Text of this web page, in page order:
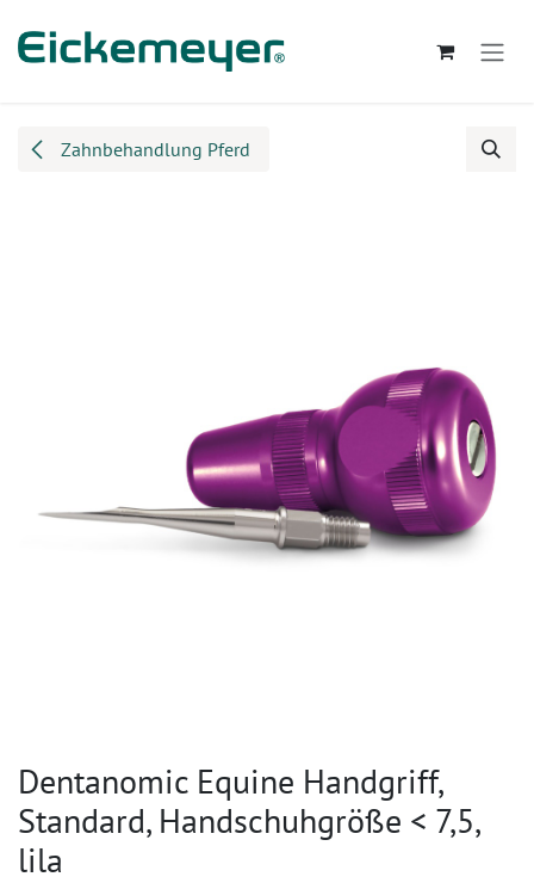
Zahnbehandlung Pferd
Dentanomic Equine Handgriff,
Standard, Handschuhgröße < 7,5,
lila